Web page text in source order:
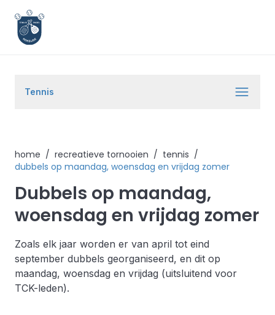
Tennis
home / recreatieve tornooien / tennis /
dubbels op maandag, woensdag en vrijdag zomer
Dubbels op maandag,
woensdag en vrijdag zomer
Zoals elk jaar worden er van april tot eind
september dubbels georganiseerd, en dit op
maandag, woensdag en vrijdag (uitsluitend voor
TCK-leden).